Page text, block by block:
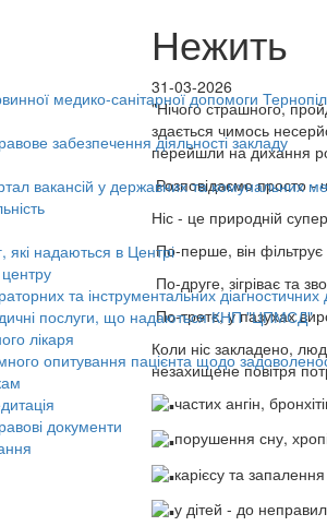
медико-санітарної допомоги
забезпечення діяльності закладу
вакансій у державних та комунальних
які надаються в Центрі
центру
та інструментальних діагностичних
послуги, що надаються КНП "ЦПМСД"
лікаря
опитування пацієнта щодо
документи
Нежить
31-03-2026
"Нічого страшного,
здається чимось
перейшли на дихання
Розповідаємо просто -
Ніс - це природній
По-перше, він фільтрує
По-друге, зігріває та
По-третє, у пазухах
Коли ніс закладено,
незахищене повітря
частих ангін,
порушення сну,
карієсу та
у дітей - до